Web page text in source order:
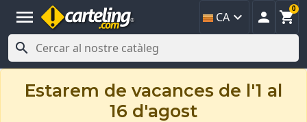
menu CA   
0

Estarem de vacances de l'1 al
16 d'agost